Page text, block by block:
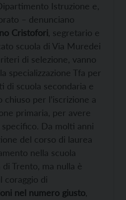
Istruzione e,
– denunciano
Cristofori , segretario e
scuola di Via Muredei
di selezione, vanno
specializzazione Tfa per
di scuola secondaria e
per l’iscrizione a
primaria, per avere
Da molti anni
del corso di laurea
nella scuola
Trento, ma nulla è
coraggio di
nel numero giusto